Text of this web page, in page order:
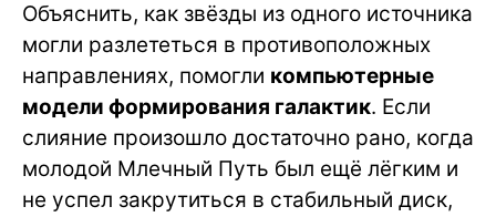
Объяснить, как звёзды из одного источника
могли разлететься в противоположных
направлениях, помогли компьютерные
модели формирования галактик. Если
слияние произошло достаточно рано, когда
молодой Млечный Путь был ещё лёгким и
не успел закрутиться в стабильный диск,